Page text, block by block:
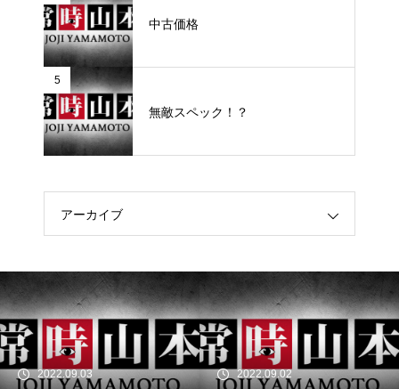
中古価格
5
無敵スペック！？
アーカイブ
2022.09.03
2022.09.02